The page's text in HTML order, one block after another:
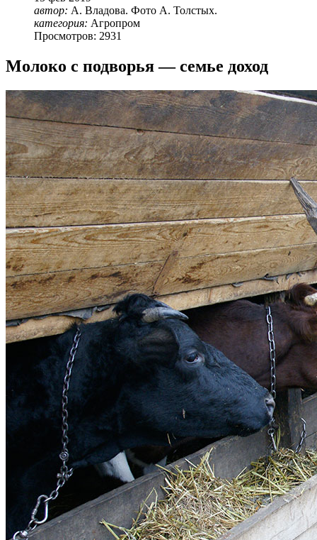
автор: А. Владова. Фото А. Толстых.
категория: Агропром
Просмотров: 2931
Молоко с подворья — семье доход